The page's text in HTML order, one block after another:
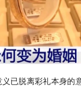
已脱离彩礼本身的